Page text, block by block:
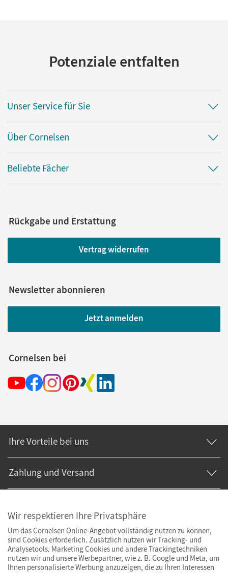
Potenziale entfalten
Unser Service für Sie
Über Cornelsen
Beliebte Fächer
Rückgabe und Erstattung
Vertrag widerrufen
Newsletter abonnieren
Jetzt anmelden
Cornelsen bei
Ihre Vorteile bei uns
Zahlung und Versand
Wir respektieren Ihre Privatsphäre
Um das Cornelsen Online-Angebot vollständig nutzen zu können,
sind Cookies erforderlich. Zusätzlich nutzen wir Tracking- und
Analysetools. Marketing Cookies und andere Trackingtechniken
nutzen wir und unsere Werbepartner, wie z. B. Google und Meta, um
Ihnen personalisierte Werbung anzuzeigen, die zu Ihren Interessen